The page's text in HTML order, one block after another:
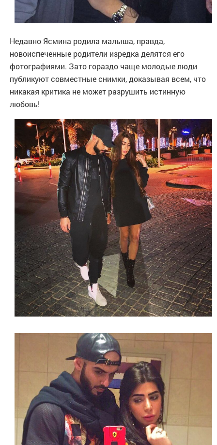
Недавно Ясмина родила малыша, правда,
новоиспеченные родители изредка делятся его
фотографиями. Зато гораздо чаще молодые люди
публикуют совместные снимки, доказывая всем, что
никакая критика не может разрушить истинную
любовь!